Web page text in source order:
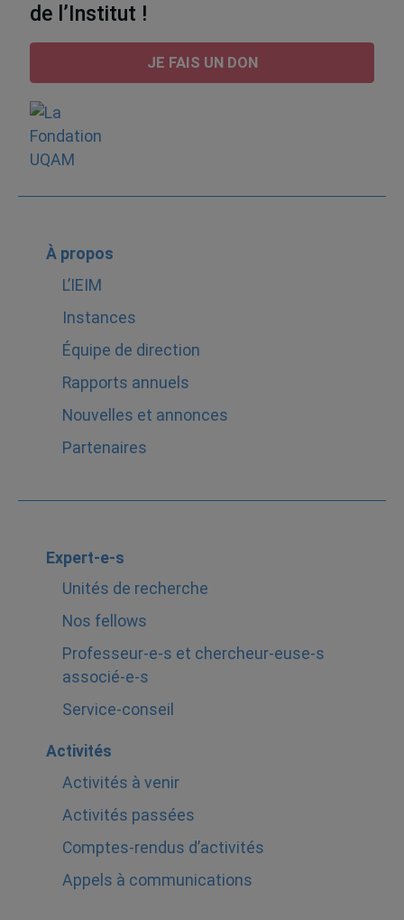
de l’Institut !
JE FAIS UN DON
À propos
L’IEIM
Instances
Équipe de direction
Rapports annuels
Nouvelles et annonces
Partenaires
Expert-e-s
Unités de recherche
Nos fellows
Professeur-e-s et chercheur-euse-s
associé-e-s
Service-conseil
Activités
Activités à venir
Activités passées
Comptes-rendus d’activités
Appels à communications